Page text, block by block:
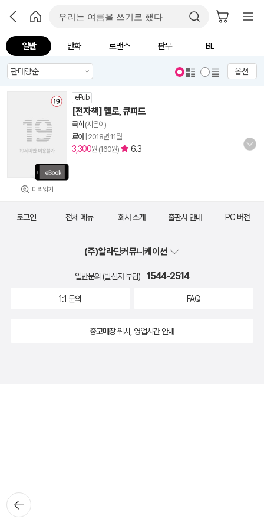
일반 만화 로맨스 판무 BL
옵션
미리읽기
ePub
[전자책] 헬로, 큐피드
국희 (지은이)
로아| 2018년 11월
3,300원 (160원) 6.3
뒤로가
기
로그인 전체 메뉴 회사 소개 출판사 안내 PC 버전
(주)알라딘커뮤니케이션
일반문의 (발신자 부담) 1544-2514
1:1 문의 FAQ
중고매장 위치, 영업시간 안내